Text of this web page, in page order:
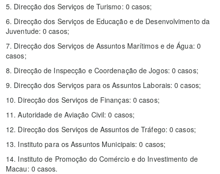
5. Direcção dos Serviços de Turismo: 0 casos;
6. Direcção dos Serviços de Educação e de Desenvolvimento da
Juventude: 0 casos;
7. Direcção dos Serviços de Assuntos Marítimos e de Água: 0
casos;
8. Direcção de Inspecção e Coordenação de Jogos: 0 casos;
9. Direcção dos Serviços para os Assuntos Laborais: 0 casos;
10. Direcção dos Serviços de Finanças: 0 casos;
11. Autoridade de Aviação Civil: 0 casos;
12. Direcção dos Serviços de Assuntos de Tráfego: 0 casos;
13. Instituto para os Assuntos Municipais: 0 casos;
14. Instituto de Promoção do Comércio e do Investimento de
Macau: 0 casos.